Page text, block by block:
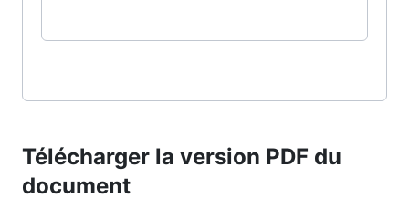
Télécharger la version PDF du
document